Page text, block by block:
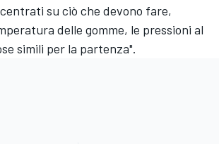
su ciò che devono fare,
delle gomme, le pressioni al
simili per la partenza".